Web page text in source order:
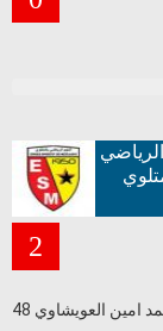
2